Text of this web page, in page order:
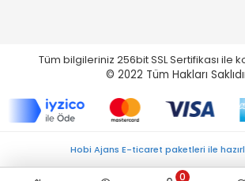
Tüm bilgileriniz 256bit SSL Sertifikası ile
© 2022 Tüm Hakları
0
Hobi Ajans E-ticaret paketleri ile